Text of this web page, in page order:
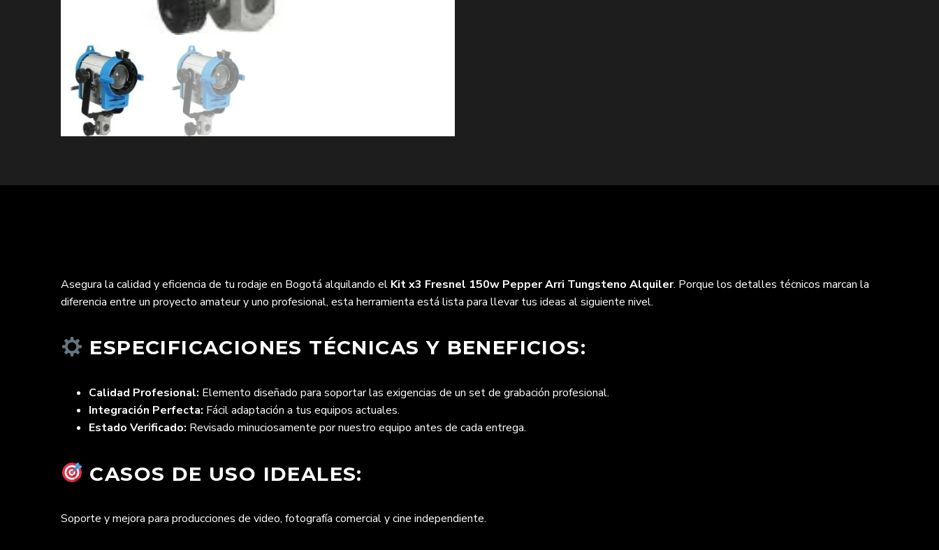
Asegura la calidad y eficiencia de tu rodaje en Bogotá alquilando el Kit x3 Fresnel 150w Pepper Arri Tungsteno Alquiler. Porque los detalles técnicos marcan la
diferencia entre un proyecto amateur y uno profesional, esta herramienta está lista para llevar tus ideas al siguiente nivel.
ESPECIFICACIONES TÉCNICAS Y BENEFICIOS:
Calidad Profesional: Elemento diseñado para soportar las exigencias de un set de grabación profesional.
Integración Perfecta: Fácil adaptación a tus equipos actuales.
Estado Verificado: Revisado minuciosamente por nuestro equipo antes de cada entrega.
CASOS DE USO IDEALES:
Soporte y mejora para producciones de video, fotografía comercial y cine independiente.